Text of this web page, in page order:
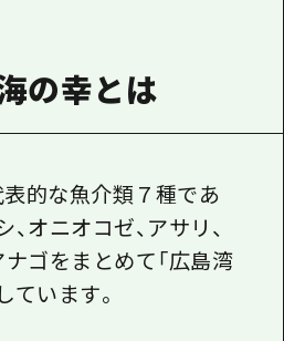
の幸とは
的な魚介類７種であ
オニオコゼ、アサリ、
ナゴをまとめて「広島湾
ています。